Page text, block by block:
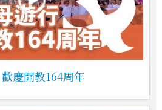
慶開教164周年